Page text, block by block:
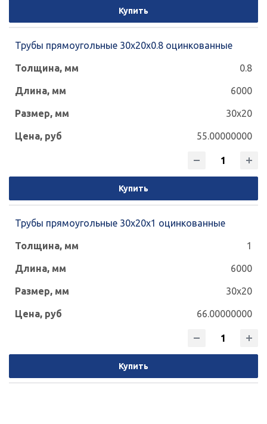
Купить
Трубы прямоугольные 30х20х0.8 оцинкованные
0.8
6000
30x20
55.00000000
Купить
Трубы прямоугольные 30х20х1 оцинкованные
1
6000
30x20
66.00000000
Купить